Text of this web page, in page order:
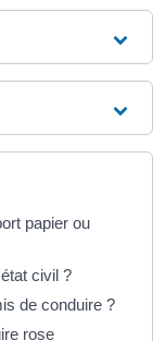
papier ou
civil ?
de conduire ?
rose